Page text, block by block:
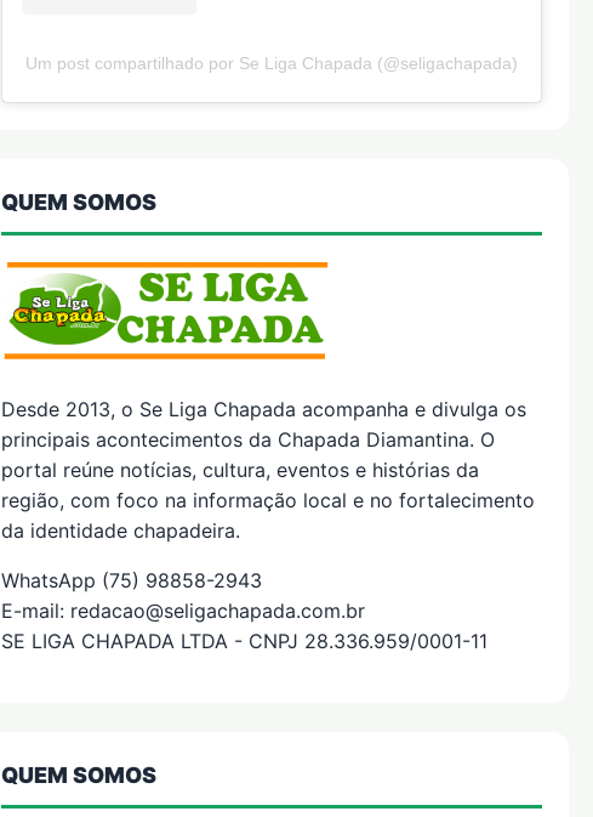
Um post compartilhado por Se Liga Chapada (@seligachapada)
QUEM SOMOS
Desde 2013, o Se Liga Chapada acompanha e divulga os
principais acontecimentos da Chapada Diamantina. O
portal reúne notícias, cultura, eventos e histórias da
região, com foco na informação local e no fortalecimento
da identidade chapadeira.
WhatsApp (75) 98858-2943
E-mail: redacao@seligachapada.com.br
SE LIGA CHAPADA LTDA - CNPJ 28.336.959/0001-11
QUEM SOMOS